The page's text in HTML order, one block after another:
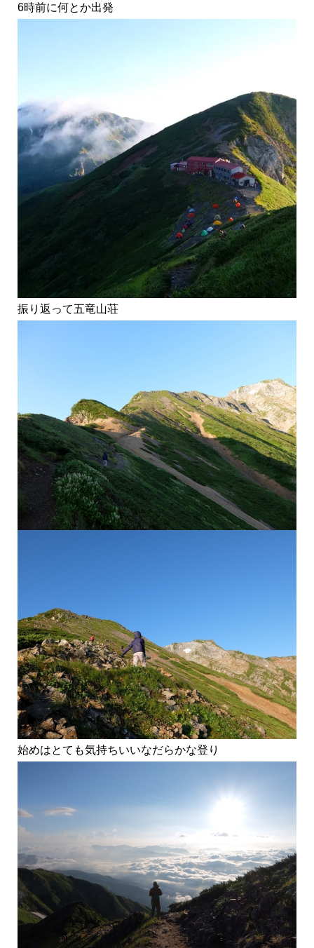
6時前に何とか出発
振り返って五竜山荘
始めはとても気持ちいいなだらかな登り